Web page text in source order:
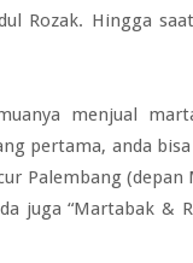
Rozak. Hingga
menjual
pertama, anda
Palembang
juga “Martabak &